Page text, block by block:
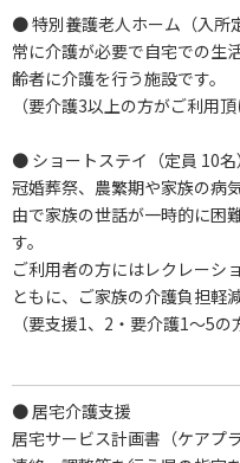
● 特別養護老人ホーム（入所
常に介護が必要で自宅での生
齢者に介護を行う施設です。
（要介護3以上の方がご利用頂
● ショートステイ（定員 10名）
冠婚葬祭、農繁期や家族の病
由で家族の世話が一時的に困
す。
ご利用者の方にはレクレーシ
ともに、ご家族の介護負担軽
（要支援1、2・要介護1～5の
● 居宅介護支援
居宅サービス計画書（ケアプ